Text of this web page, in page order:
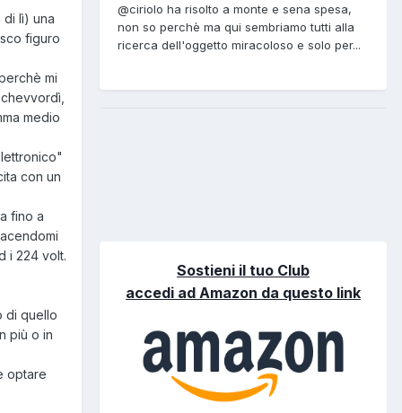
lì) una
figuro
mi
medio
con un
fino a
i 224 volt.
di quello
più o in
optare
@ciriolo ha risolto a monte e sena spesa,
non so perchè ma qui sembriamo tutti alla
ricerca dell'oggetto miracoloso e solo per...
Sostieni il tuo Club
accedi ad Amazon da questo link